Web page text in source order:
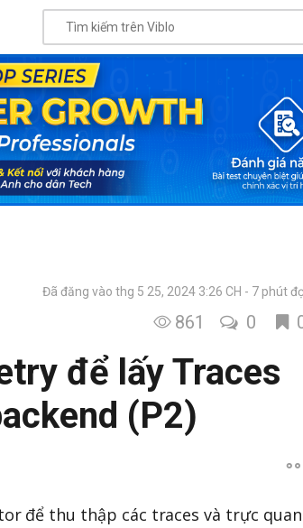
Đã đăng vào thg 5 25, 2024 3:26 CH 7 phút
861 0
để lấy Traces
(P2)
để thu thập các traces và trực quan